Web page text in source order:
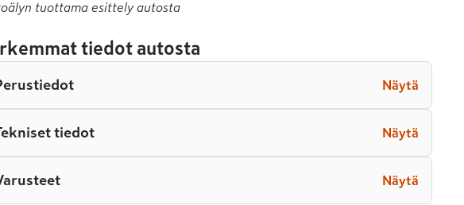
tuottama esittely autosta
tiedot autosta
Näytä
tiedot Näytä
Näytä